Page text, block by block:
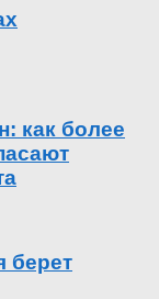
как более
берет